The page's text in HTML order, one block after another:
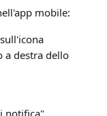
mobile:
destra dello
notifica".